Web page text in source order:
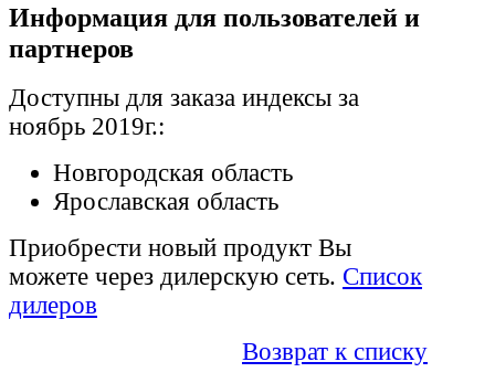
Информация для пользователей и
партнеров
Доступны для заказа индексы за
ноябрь 2019г.:
Новгородская область
Ярославская область
Приобрести новый продукт Вы
можете через дилерскую сеть. Список
дилеров
Возврат к списку